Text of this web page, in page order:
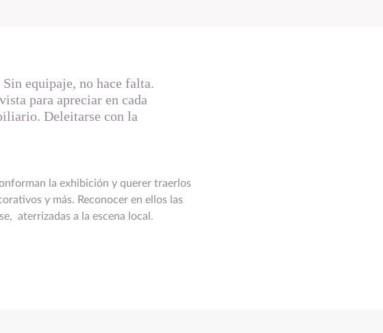
equipaje, no hace falta.
para apreciar en cada
Deleitarse con la
la exhibición y querer traerlos
y más. Reconocer en ellos las
aterrizadas a la escena local.